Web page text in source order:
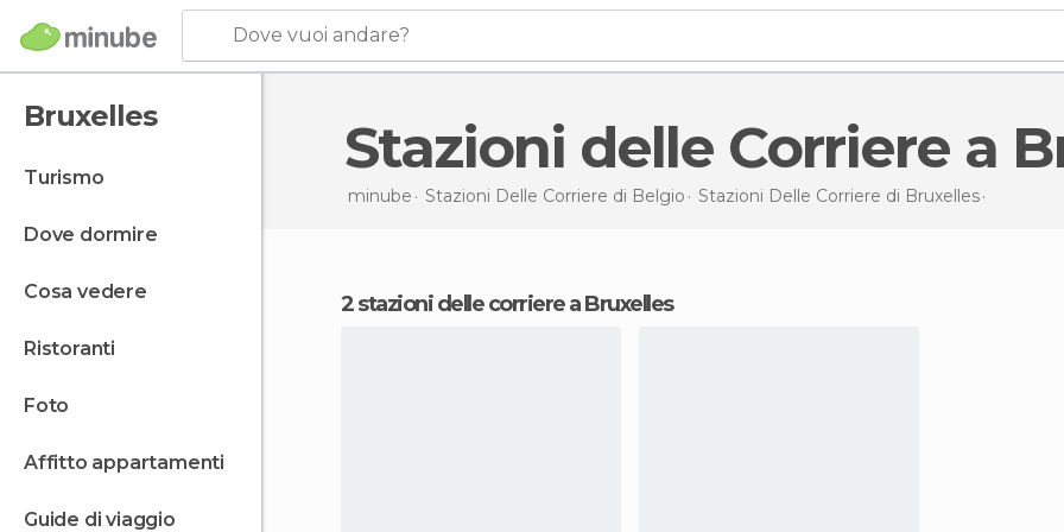
Dove vuoi andare?
Bruxelles
turismo
dove dormire
cosa vedere
ristoranti
foto
affitto appartamenti
guide di viaggio
Stazioni delle Corriere a
minube Stazioni Delle Corriere di Belgio Stazioni Delle Corriere di Bruxelles
2 stazioni delle corriere a Bruxelles